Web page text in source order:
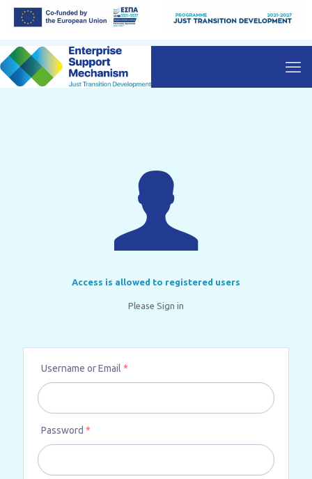
Access is allowed to registered users
Please Sign in
Username or Email *
Password *